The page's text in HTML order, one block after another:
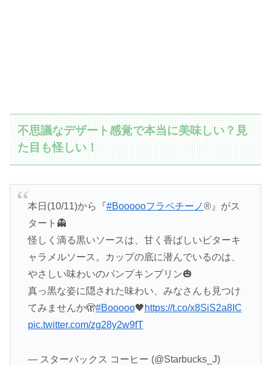
不思議なデザート感覚で本当に美味しい？見
た目も怪しい！
本日(10/11)から『#Boooooフラペチーノ®』がス
タート👻
怪しく滴る黒いソースは、甘く香ばしいビターキ
ャラメルソース。カップの底に潜んでいるのは、
やさしい味わいのパンプキンプリン🎃
真っ黒な姿に隠された味わい、みなさんも見つけ
てみませんか🫣#Booooo🖤 https://t.co/x8SiS2a8IC
pic.twitter.com/zg28y2w9fT
— スターバックス コーヒー (@Starbucks_J)